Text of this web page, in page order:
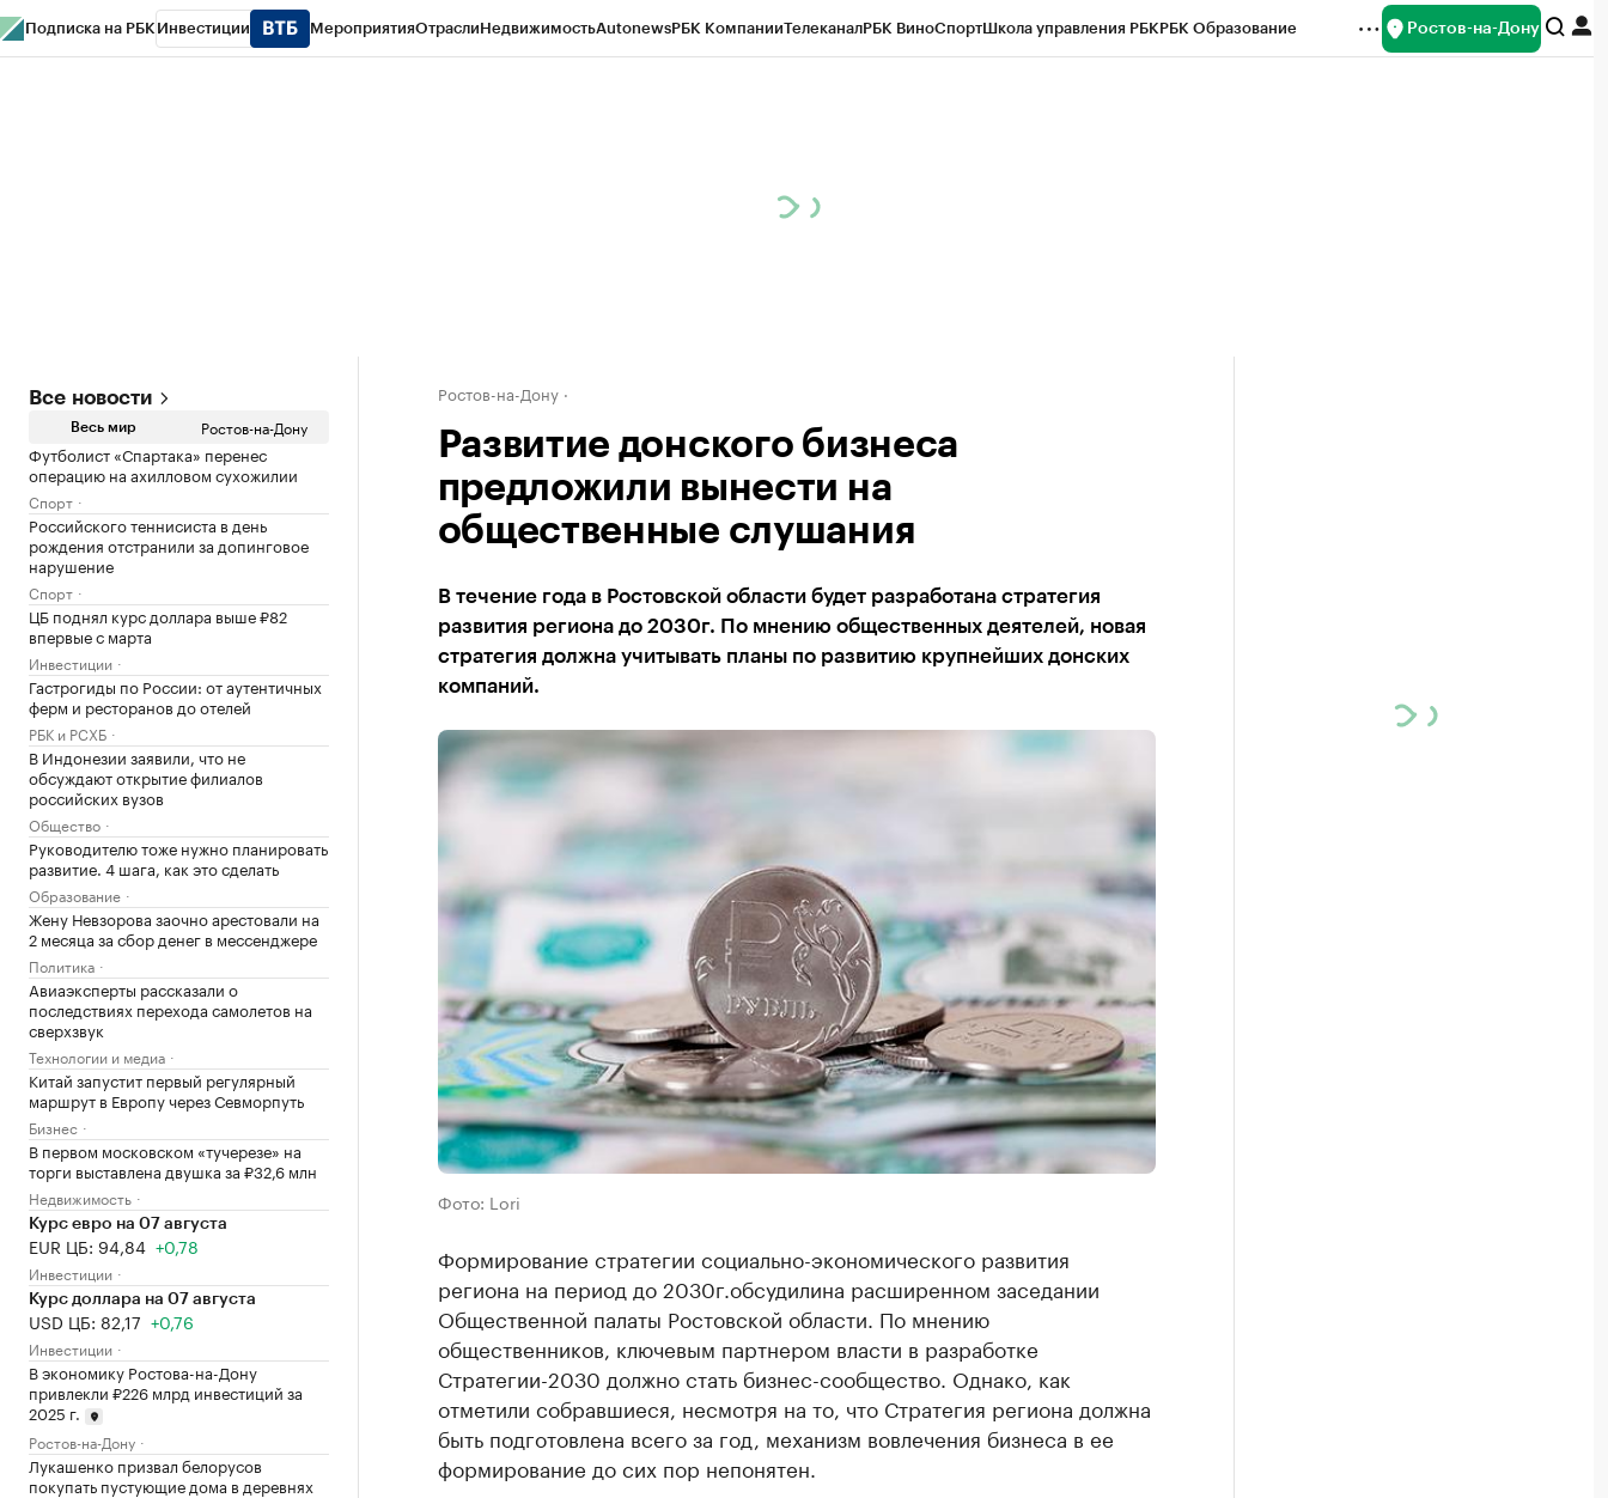
Подписка на РБК Инвестиции МероприятияОтраслиНедвижимостьAutonewsРБК КомпанииТелеканалРБК ВиноСпортШкола управления РБКРБК Образование Ростов-на-Дону
Все новости
Весь мир Ростов-на-Дону
Футболист «Спартака» перенес
операцию на ахилловом сухожилии
Спорт
Российского теннисиста в день
рождения отстранили за допинговое
нарушение
Спорт
ЦБ поднял курс доллара выше ₽82
впервые с марта
Инвестиции
Гастрогиды по России: от аутентичных
ферм и ресторанов до отелей
РБК и РСХБ
В Индонезии заявили, что не
обсуждают открытие филиалов
российских вузов
Общество
Руководителю тоже нужно планировать
развитие. 4 шага, как это сделать
Образование
Жену Невзорова заочно арестовали на
2 месяца за сбор денег в мессенджере
Политика
Авиаэксперты рассказали о
последствиях перехода самолетов на
сверхзвук
Технологии и медиа
Китай запустит первый регулярный
маршрут в Европу через Севморпуть
Бизнес
В первом московском «тучерезе» на
торги выставлена двушка за ₽32,6 млн
Недвижимость
Курс евро на 07 августа
EUR ЦБ: 94,84 +0,78
Инвестиции
Курс доллара на 07 августа
USD ЦБ: 82,17 +0,76
Инвестиции
В экономику Ростова-на-Дону
привлекли ₽226 млрд инвестиций за
2025 г.
Ростов-на-Дону
Лукашенко призвал белорусов
покупать пустующие дома в деревнях
Ростов-на-Дону
Развитие донского бизнеса
предложили вынести на
общественные слушания
В течение года в Ростовской области будет разработана стратегия
развития региона до 2030г. По мнению общественных деятелей, новая
стратегия должна учитывать планы по развитию крупнейших донских
компаний.
Фото: Lori
Формирование стратегии социально-экономического развития
региона на период до 2030г.обсудилина расширенном заседании
Общественной палаты Ростовской области. По мнению
общественников, ключевым партнером власти в разработке
Стратегии-2030 должно стать бизнес-сообщество. Однако, как
отметили собравшиеся, несмотря на то, что Стратегия региона должна
быть подготовлена всего за год, механизм вовлечения бизнеса в ее
формирование до сих пор непонятен.